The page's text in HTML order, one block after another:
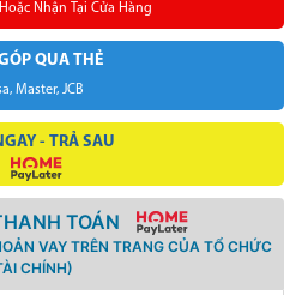
Nhận Tại Cửa Hàng
QUA THẺ
Master, JCB
- TRẢ SAU
TOÁN
VAY TRÊN TRANG CỦA TỔ CHỨC
CHÍNH)